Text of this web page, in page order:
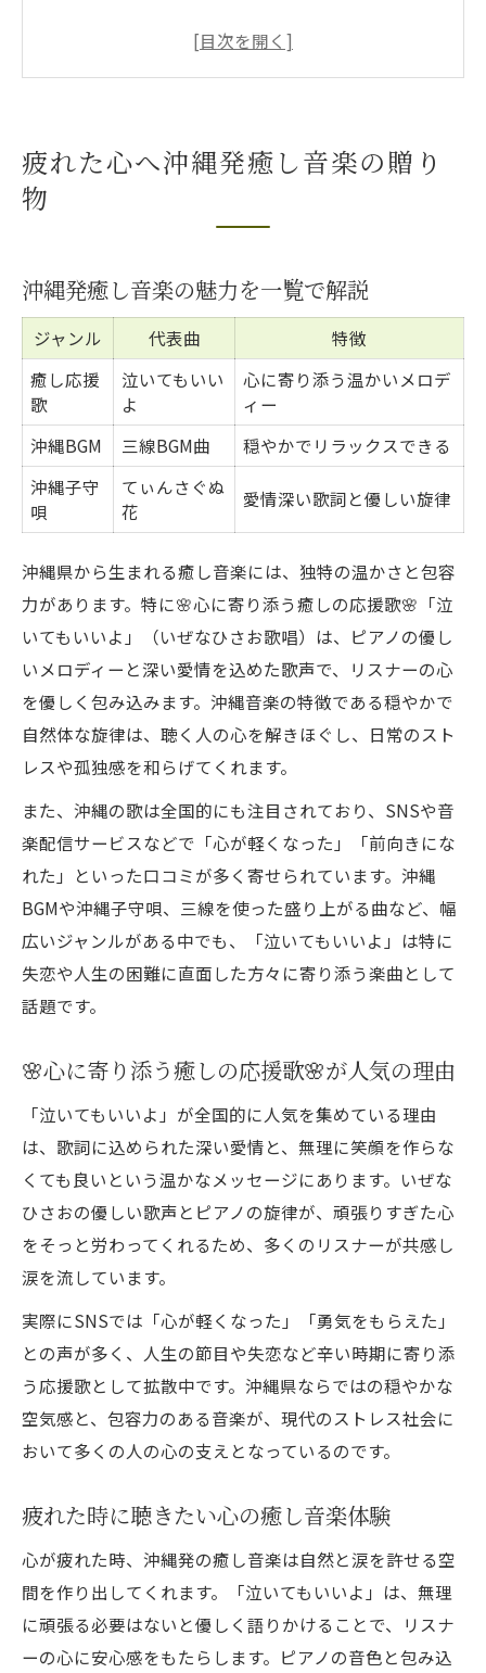
🌸心に寄り添う癒しの応援歌🌸が人気の理
疲れた時に聴きたい心の癒し音楽体験
沖縄音楽がもたらす心の安らぎとは
泣いてもいいよが奏でる沖縄の温もり
「泣いてもいいよ」感動ポイント比較表
沖縄の温もりを感じる歌詞の世界
いぜなひさおの歌声が伝える優しさ
失恋や困難に寄り添う音楽の力
SNSで共感される癒しエピソード集
日常に優しく寄り添う心の応援歌体験
日常で聴きたい応援歌おすすめ表
応援歌が心に残る瞬間とは
優しく寄り添う音楽の選び方
「泣いてもいいよ」で毎日を癒すコツ
応援歌がもたらす前向きな変化
三線の響きと癒し曲人気比較表
三線が生み出す心の解放感
沖縄BGMフリーで楽しむ癒しの時間
癒し曲と三線の相性の良さを感じて
日常に三線音楽を取り入れる方法
沖縄音楽が教えてくれる心のリセット術
癒しの応援歌が与えるリフレッシュ効果
沖縄子守唄歌詞に学ぶ安らぎの知恵
音楽で心のモヤモヤを整える方法
心に寄り添う沖縄音楽の活用術
共感広がる泣いてもいいよの感動理由
共感を集める感動理由まとめ表
SNSで話題の感想や口コミを紹介
心が軽くなる応援歌の秘密
「泣いてもいいよ」共感エピソード集
疲れた心へ沖縄発癒し音楽の贈り
物
沖縄発癒し音楽の魅力を一覧で解説
ジャンル 代表曲
特徴
癒し応援
歌
泣いてもいい
よ
心に寄り添う温かいメロデ
ィー
沖縄BGM
三線BGM曲
穏やかでリラックスできる
沖縄子守
唄
てぃんさぐぬ
花
愛情深い歌詞と優しい旋律
沖縄県から生まれる癒し音楽には、独特の温かさと包容
力があります。特に🌸心に寄り添う癒しの応援歌🌸「泣
いてもいいよ」（いぜなひさお歌唱）は、ピアノの優し
いメロディーと深い愛情を込めた歌声で、リスナーの心
を優しく包み込みます。沖縄音楽の特徴である穏やかで
自然体な旋律は、聴く人の心を解きほぐし、日常のスト
レスや孤独感を和らげてくれます。
また、沖縄の歌は全国的にも注目されており、SNSや音
楽配信サービスなどで「心が軽くなった」「前向きにな
れた」といった口コミが多く寄せられています。沖縄
BGMや沖縄子守唄、三線を使った盛り上がる曲など、幅
広いジャンルがある中でも、「泣いてもいいよ」は特に
失恋や人生の困難に直面した方々に寄り添う楽曲として
話題です。
🌸心に寄り添う癒しの応援歌🌸が人気の理由
「泣いてもいいよ」が全国的に人気を集めている理由
は、歌詞に込められた深い愛情と、無理に笑顔を作らな
くても良いという温かなメッセージにあります。いぜな
ひさおの優しい歌声とピアノの旋律が、頑張りすぎた心
をそっと労わってくれるため、多くのリスナーが共感し
涙を流しています。
実際にSNSでは「心が軽くなった」「勇気をもらえた」
との声が多く、人生の節目や失恋など辛い時期に寄り添
う応援歌として拡散中です。沖縄県ならではの穏やかな
空気感と、包容力のある音楽が、現代のストレス社会に
おいて多くの人の心の支えとなっているのです。
疲れた時に聴きたい心の癒し音楽体験
心が疲れた時、沖縄発の癒し音楽は自然と涙を許せる空
間を作り出してくれます。「泣いてもいいよ」は、無理
に頑張る必要はないと優しく語りかけることで、リスナ
ーの心に安心感をもたらします。ピアノの音色と包み込